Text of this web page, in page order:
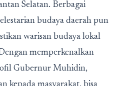
Selatan. Berbagai
budaya daerah pun
warisan budaya lokal
memperkenalkan
Gubernur Muhidin,